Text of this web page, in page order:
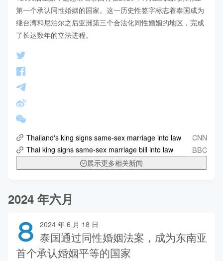
第一个承认同性婚姻的国家。这一历史性签字标志着泰国成为
继台湾和尼泊尔之后亚洲第三个合法化同性婚姻的地区，完成
了长达数年的立法进程。
Thailand's king signs same-sex marriage into law CNN
Thai king signs same-sex marriage bill into law BBC
展示更多相关新闻
2024 年六月
8 2024 年 6 月 18 日
泰国通过同性婚姻法案，成为东南亚
首个承认婚姻平等的国家